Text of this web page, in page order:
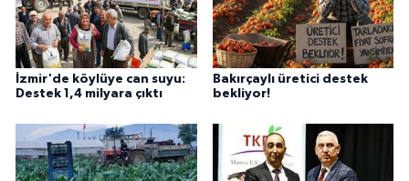
İzmir'de köylüye can suyu:
Destek 1,4 milyara çıktı
Bakırçaylı üretici destek
bekliyor!